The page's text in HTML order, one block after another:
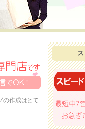
の作成はとて